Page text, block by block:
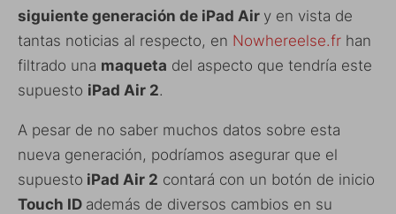
siguiente generación de iPad Air y en vista de
tantas noticias al respecto, en Nowhereelse.fr han
filtrado una maqueta del aspecto que tendría este
supuesto iPad Air 2.
A pesar de no saber muchos datos sobre esta
nueva generación, podríamos asegurar que el
supuesto iPad Air 2 contará con un botón de inicio
Touch ID además de diversos cambios en su